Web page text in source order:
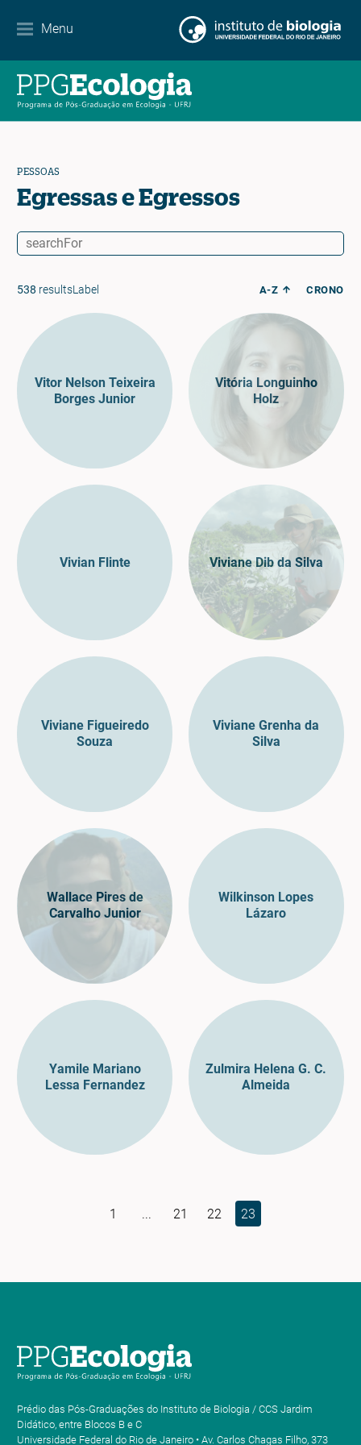
Menu
Contato
PESSOAS
Egressas e Egressos
538 resultsLabel A-Z CRONO
Vitor Nelson Teixeira
Borges Junior
Vitória Longuinho
Holz
Vivian Flinte Viviane Dib da Silva
Viviane Figueiredo
Souza
Viviane Grenha da
Silva
Wallace Pires de
Carvalho Junior
Wilkinson Lopes
Lázaro
Yamile Mariano
Lessa Fernandez
Zulmira Helena G. C.
Almeida
1 ... 21 22 23
Prédio das Pós-Graduações do Instituto de Biologia / CCS Jardim
Didático, entre Blocos B e C
Universidade Federal do Rio de Janeiro • Av. Carlos Chagas Filho, 373